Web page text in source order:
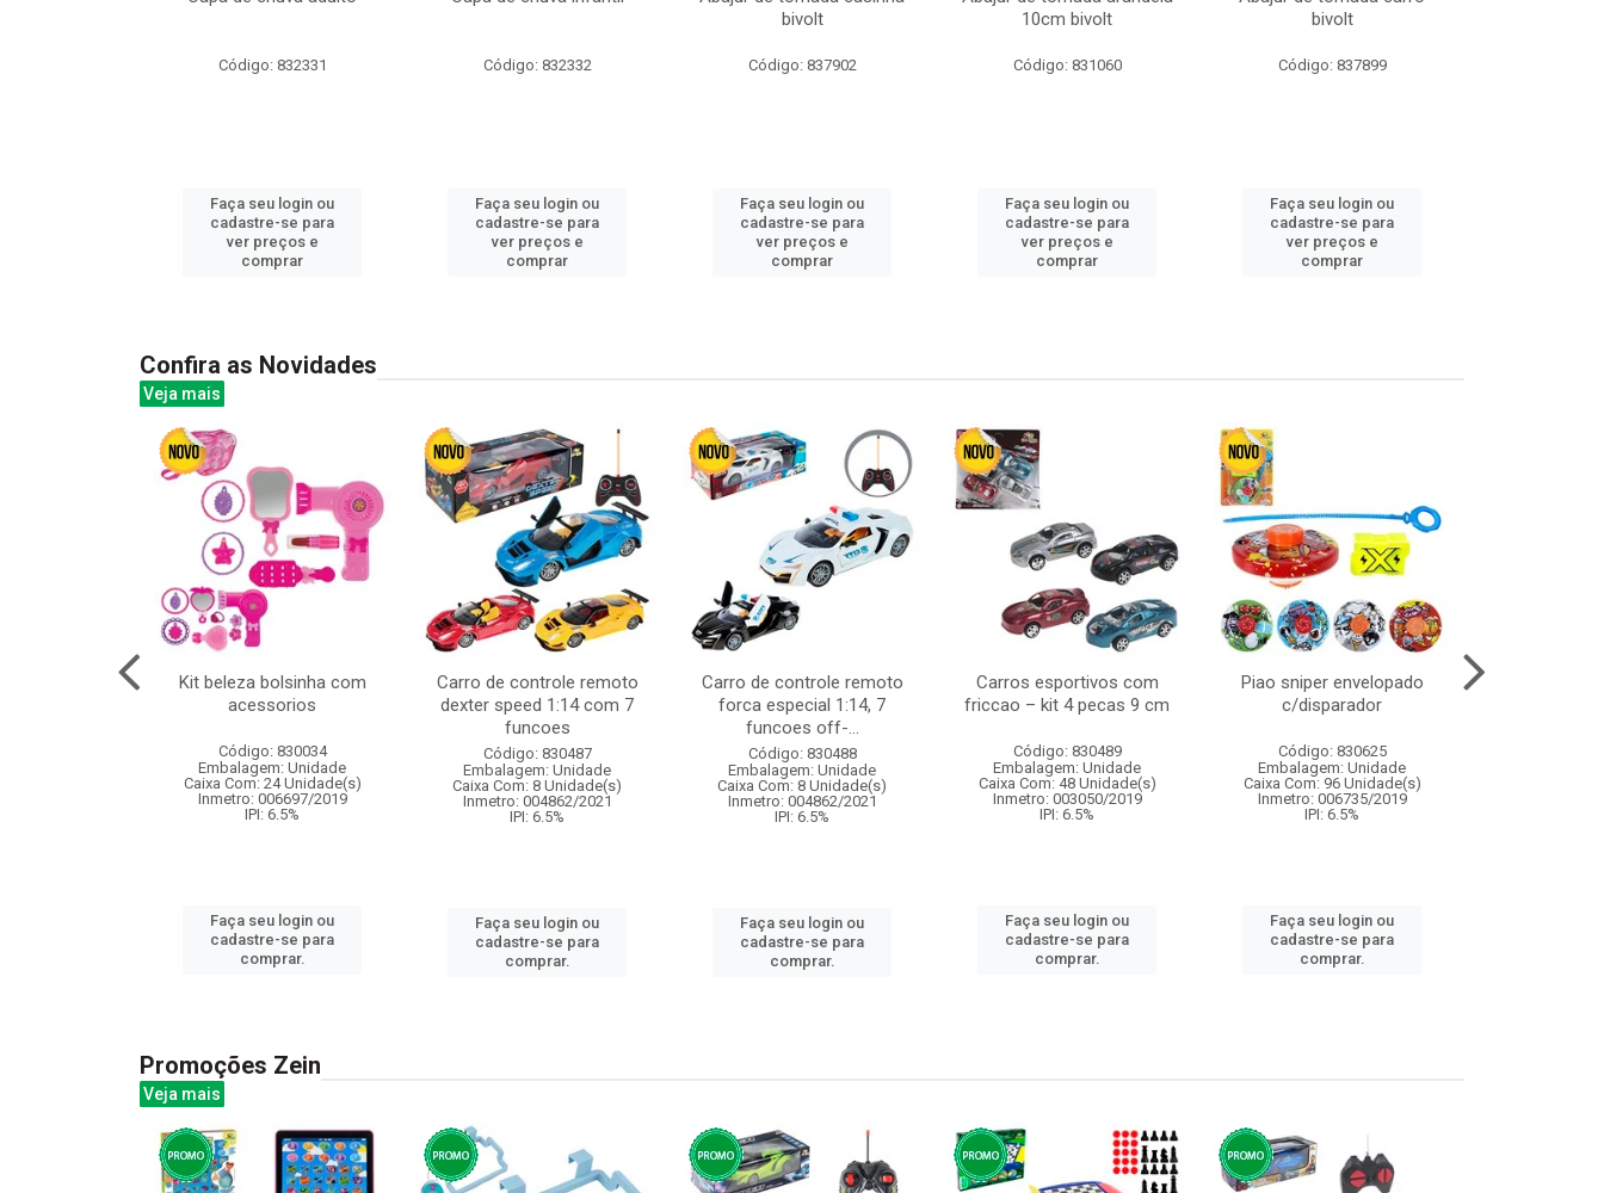
Código: 832331
Faça seu login ou
cadastre-se para
ver preços e
comprar
Código: 832332
Faça seu login ou
cadastre-se para
ver preços e
comprar
bivolt
Código: 837902
Faça seu login ou
cadastre-se para
ver preços e
comprar
10cm bivolt
Código: 831060
Faça seu login ou
cadastre-se para
ver preços e
comprar
bivolt
Código: 837899
Faça seu login ou
cadastre-se para
ver preços e
comprar
Confira as Novidades
Veja mais
Kit beleza bolsinha com
acessorios
Código: 830034
Embalagem: Unidade
Caixa Com: 24 Unidade(s)
Inmetro: 006697/2019
IPI: 6.5%
Faça seu login ou
cadastre-se para
comprar.
Carro de controle remoto
dexter speed 1:14 com 7
funcoes
Código: 830487
Embalagem: Unidade
Caixa Com: 8 Unidade(s)
Inmetro: 004862/2021
IPI: 6.5%
Faça seu login ou
cadastre-se para
comprar.
Carro de controle remoto
forca especial 1:14, 7
funcoes off-...
Código: 830488
Embalagem: Unidade
Caixa Com: 8 Unidade(s)
Inmetro: 004862/2021
IPI: 6.5%
Faça seu login ou
cadastre-se para
comprar.
Carros esportivos com
friccao – kit 4 pecas 9 cm
Código: 830489
Embalagem: Unidade
Caixa Com: 48 Unidade(s)
Inmetro: 003050/2019
IPI: 6.5%
Faça seu login ou
cadastre-se para
comprar.
Piao sniper envelopado
c/disparador
Código: 830625
Embalagem: Unidade
Caixa Com: 96 Unidade(s)
Inmetro: 006735/2019
IPI: 6.5%
Faça seu login ou
cadastre-se para
comprar.
Promoções Zein
Veja mais